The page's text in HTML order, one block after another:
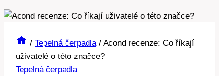
/ Tepelná čerpadla / Acond recenze: Co říkají
uživatelé o této značce?
Tepelná čerpadla